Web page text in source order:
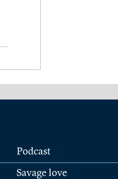
Podcast
Savage love